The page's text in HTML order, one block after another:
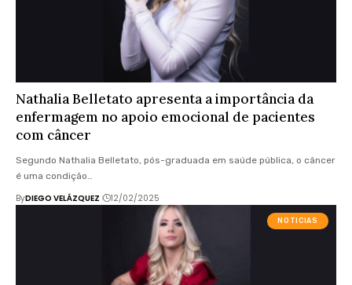
Nathalia Belletato apresenta a importância da
enfermagem no apoio emocional de pacientes
com câncer
Segundo Nathalia Belletato, pós-graduada em saúde pública, o câncer
é uma condição…
ByDIEGO VELÁZQUEZ 12/02/2025
NOTICIAS